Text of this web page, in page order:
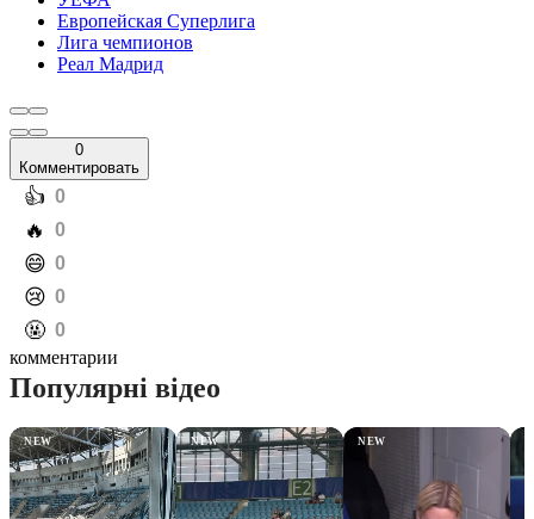
Европейская Суперлига
Лига чемпионов
Реал Мадрид
0
Комментировать
️👍 0
️🔥 0
️😄 0
️😢 0
️🤬 0
комментарии